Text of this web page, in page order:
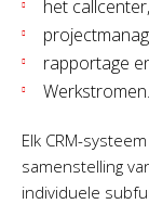
het callcenter,
rapportage
Werkstromen.
Elk CRM-
samenstelling
individuele